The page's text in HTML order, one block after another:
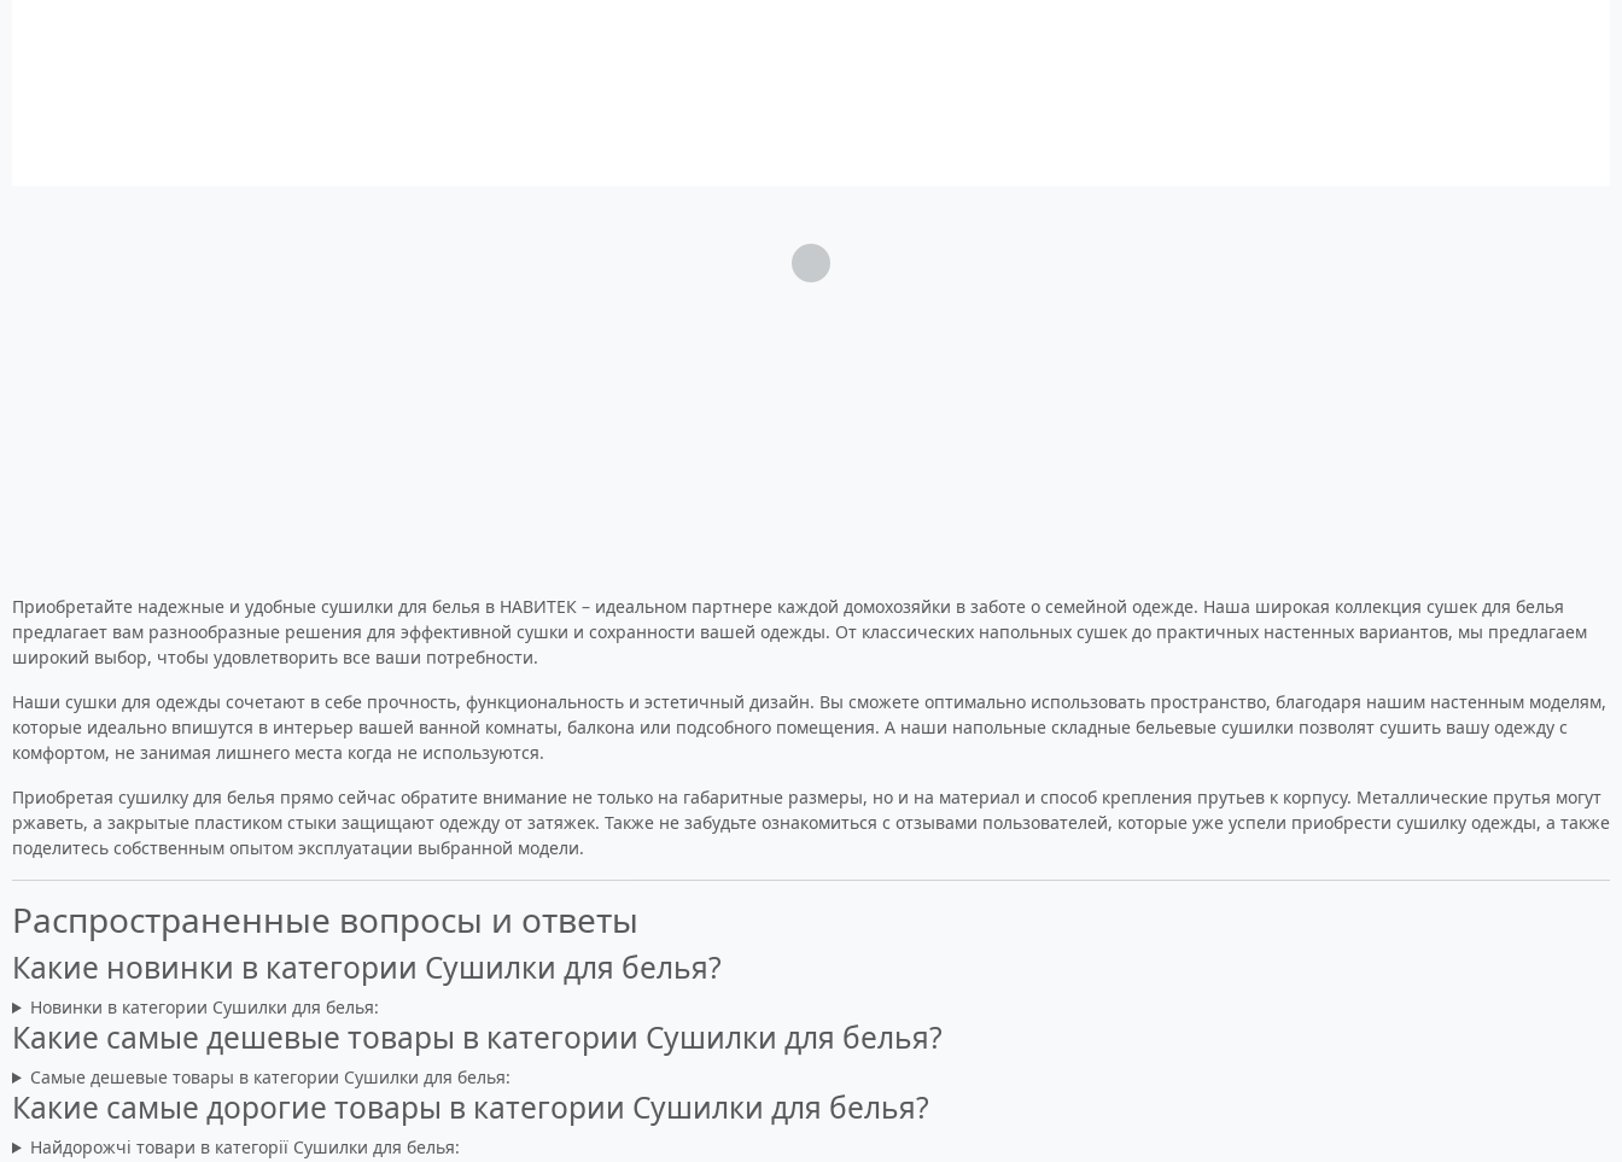
Загрузка...
Приобретайте надежные и удобные сушилки для белья в НАВИТЕК – идеальном партнере каждой домохозяйки в заботе о семейной одежде. Наша широкая коллекция сушек для белья
предлагает вам разнообразные решения для эффективной сушки и сохранности вашей одежды. От классических напольных сушек до практичных настенных вариантов, мы предлагаем
широкий выбор, чтобы удовлетворить все ваши потребности.
Наши сушки для одежды сочетают в себе прочность, функциональность и эстетичный дизайн. Вы сможете оптимально использовать пространство, благодаря нашим настенным моделям,
которые идеально впишутся в интерьер вашей ванной комнаты, балкона или подсобного помещения. А наши напольные складные бельевые сушилки позволят сушить вашу одежду с
комфортом, не занимая лишнего места когда не используются.
Приобретая сушилку для белья прямо сейчас обратите внимание не только на габаритные размеры, но и на материал и способ крепления прутьев к корпусу. Металлические прутья могут
ржаветь, а закрытые пластиком стыки защищают одежду от затяжек. Также не забудьте ознакомиться с отзывами пользователей, которые уже успели приобрести сушилку одежды, а также
поделитесь собственным опытом эксплуатации выбранной модели.
Распространенные вопросы и ответы
Какие новинки в категории Сушилки для белья?
Новинки в категории Сушилки для белья:
Какие самые дешевые товары в категории Сушилки для белья?
Самые дешевые товары в категории Сушилки для белья:
Какие самые дорогие товары в категории Сушилки для белья?
Найдорожчі товари в категорії Сушилки для белья: